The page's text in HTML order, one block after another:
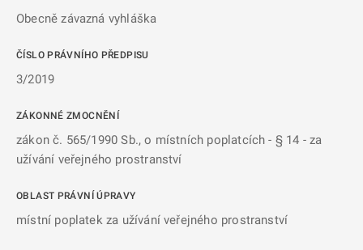
Obecně závazná vyhláška
ČÍSLO PRÁVNÍHO PŘEDPISU
3/2019
ZÁKONNÉ ZMOCNĚNÍ
zákon č. 565/1990 Sb., o místních poplatcích - § 14 - za
užívání veřejného prostranství
OBLAST PRÁVNÍ ÚPRAVY
místní poplatek za užívání veřejného prostranství